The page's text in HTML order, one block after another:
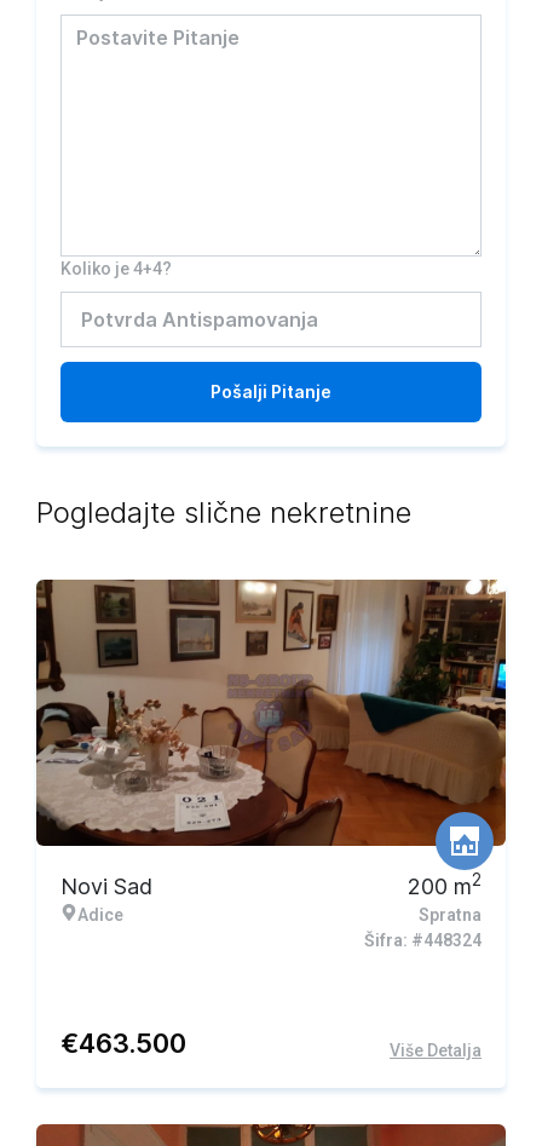
Koliko je 4+4?
Pošalji Pitanje
Pogledajte slične nekretnine
Novi Sad
Adice
200 m2
Spratna
Šifra: #448324
€463.500 Više Detalja